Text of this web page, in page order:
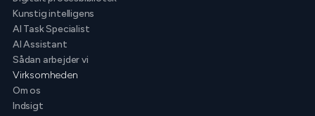
Kunstig intelligens
AI Task Specialist
AI Assistant
Sådan arbejder vi
Virksomheden
Om os
Indsigt